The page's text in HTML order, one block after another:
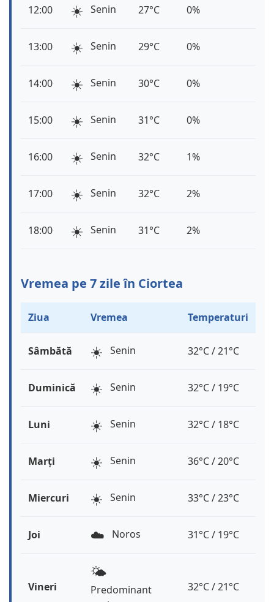
12:00 ☀️ Senin 27°C 0%
13:00 ☀️ Senin 29°C 0%
14:00 ☀️ Senin 30°C 0%
15:00 ☀️ Senin 31°C 0%
16:00 ☀️ Senin 32°C 1%
17:00 ☀️ Senin 32°C 2%
18:00 ☀️ Senin 31°C 2%
Vremea pe 7 zile în Ciortea
Ziua Vremea Temperaturi
Sâmbătă ☀️ Senin 32°C / 21°C
Duminică ☀️ Senin 32°C / 19°C
Luni ☀️ Senin 32°C / 18°C
Marți ☀️ Senin 36°C / 20°C
Miercuri ☀️ Senin 33°C / 23°C
Joi ☁️ Noros 31°C / 19°C
Vineri
🌤️
Predominant
32°C / 21°C